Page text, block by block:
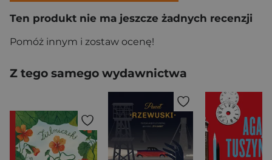
Ten produkt nie ma jeszcze żadnych recenzji
Pomóż innym i zostaw ocenę!
Z tego samego wydawnictwa